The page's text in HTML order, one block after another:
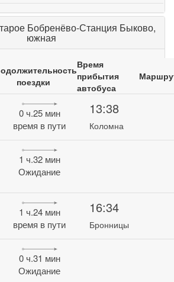
Бобренёво-Станция Быково,
южная
поездки
Время
прибытия
автобуса
0 ч.25 мин
время в пути
13:38
Коломна
1 ч.32 мин
Ожидание
1 ч.24 мин
время в пути
16:34
Бронницы
0 ч.31 мин
Ожидание